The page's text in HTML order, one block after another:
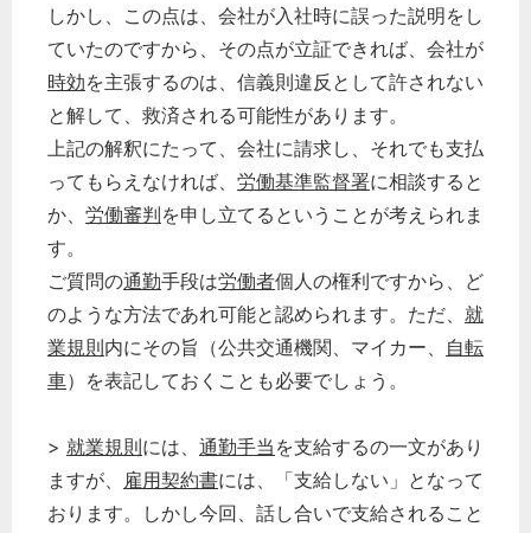
しかし、この点は、会社が入社時に誤った説明をし
ていたのですから、その点が立証できれば、会社が
時効を主張するのは、信義則違反として許されない
と解して、救済される可能性があります。
上記の解釈にたって、会社に請求し、それでも支払
ってもらえなければ、 労働基準監督署に相談すると
か、 労働審判を申し立てるということが考えられま
す。
ご質問の通勤手段は労働者個人の権利ですから、ど
のような方法であれ可能と認められます。ただ、 就
業規則内にその旨（公共交通機関、マイカー、 自転
車）を表記しておくことも必要でしょう。
> 就業規則には、 通勤手当 を支給するの一文があり
ますが、 雇用契約書には、「支給しない」となって
おります。しかし今回、話し合いで支給されること